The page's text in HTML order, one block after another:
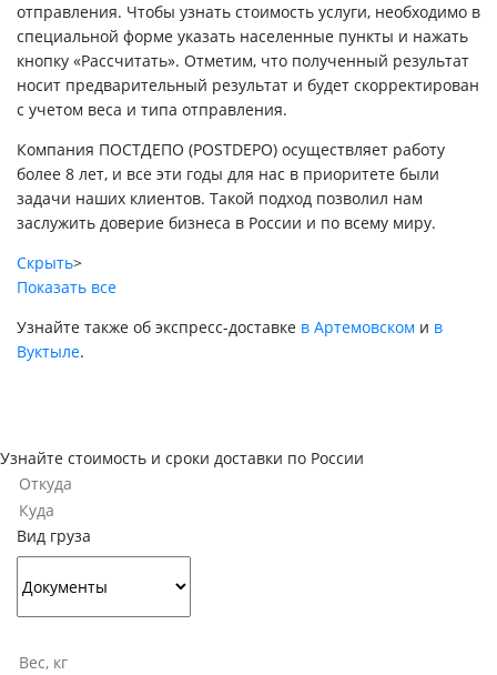
отправления. Чтобы узнать стоимость услуги, необходимо в
специальной форме указать населенные пункты и нажать
кнопку «Рассчитать». Отметим, что полученный результат
носит предварительный результат и будет скорректирован
с учетом веса и типа отправления.
Компания ПОСТДЕПО (POSTDEPO) осуществляет работу
более 8 лет, и все эти годы для нас в приоритете были
задачи наших клиентов. Такой подход позволил нам
заслужить доверие бизнеса в России и по всему миру.
Скрыть>
Показать все
Узнайте также об экспресс-доставке в Артемовском и в
Вуктыле.
Узнайте стоимость и сроки доставки по России
Вид груза